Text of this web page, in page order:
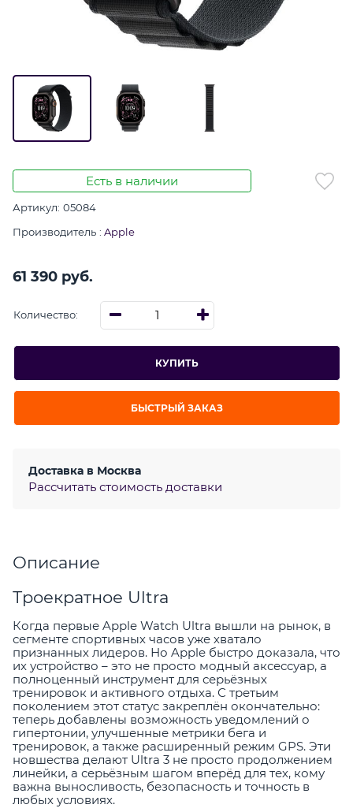
Есть в наличии
Артикул: 05084
Производитель : Apple
61 390 руб.
Количество:
КУПИТЬ
БЫСТРЫЙ ЗАКАЗ
Доставка в Москва
Рассчитать стоимость доставки
Описание
Троекратное Ultra
Когда первые Apple Watch Ultra вышли на рынок, в
сегменте спортивных часов уже хватало
признанных лидеров. Но Apple быстро доказала, что
их устройство – это не просто модный аксессуар, а
полноценный инструмент для серьёзных
тренировок и активного отдыха. С третьим
поколением этот статус закреплён окончательно:
теперь добавлены возможность уведомлений о
гипертонии, улучшенные метрики бега и
тренировок, а также расширенный режим GPS. Эти
новшества делают Ultra 3 не просто продолжением
линейки, а серьёзным шагом вперёд для тех, кому
важна выносливость, безопасность и точность в
любых условиях.